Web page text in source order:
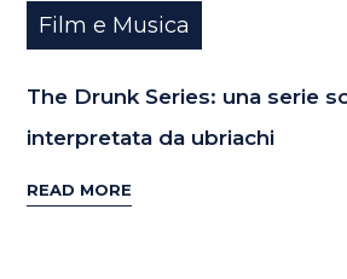
Film e Musica
The Drunk Series: una serie
interpretata da ubriachi
READ MORE